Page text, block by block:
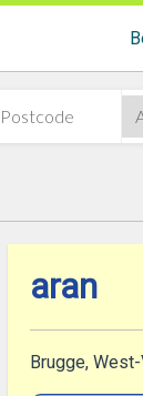
aran
Brugge,